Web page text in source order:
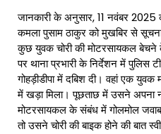
जानकारी के अनुसार, 11 नवंबर 2025
कमला पुसाम ठाकुर को मुखबिर से सूचना
कुछ युवक चोरी की मोटरसायकल
पर थाना प्रभारी के निर्देशन में पुलिस
गोहड़ीडीपा में दबिश दी। वहां एक
में खड़ा मिला। पूछताछ में उसने अपना
मोटरसायकल के संबंध में गोलमोल
तो उसने चोरी की बाइक होने की बात